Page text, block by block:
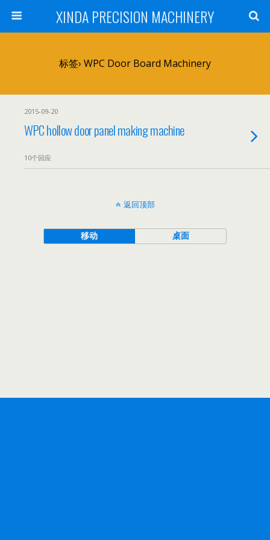
XINDA PRECISION MACHINERY
标签› WPC Door Board Machinery
2015-09-20
WPC hollow door panel making machine
10个回应
返回顶部
移动 桌面